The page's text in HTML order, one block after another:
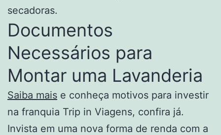
secadoras.
Documentos
Necessários para
Montar uma Lavanderia
Saiba mais e conheça motivos para investir
na franquia Trip in Viagens, confira já.
Invista em uma nova forma de renda com a